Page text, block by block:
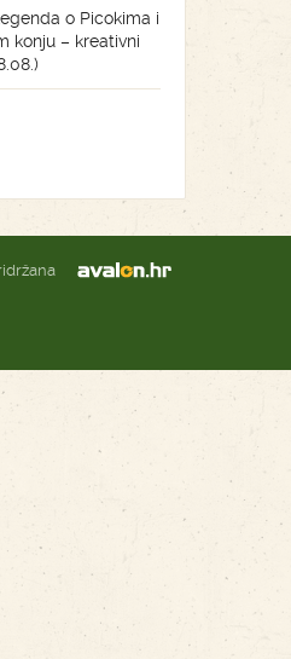
o Picokima i
konju – kreativni